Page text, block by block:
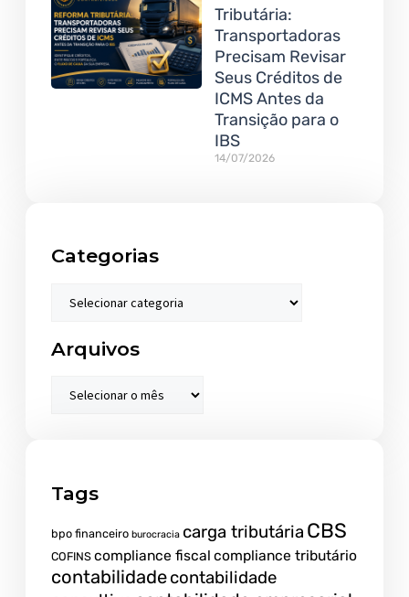
Tributária:
Transportadoras
Precisam Revisar
Seus Créditos de
ICMS Antes da
Transição para o
IBS
14/07/2026
Categorias
Arquivos
Tags
bpo financeiro burocracia carga tributária CBS
COFINS compliance fiscal compliance tributário
contabilidadecontabilidade